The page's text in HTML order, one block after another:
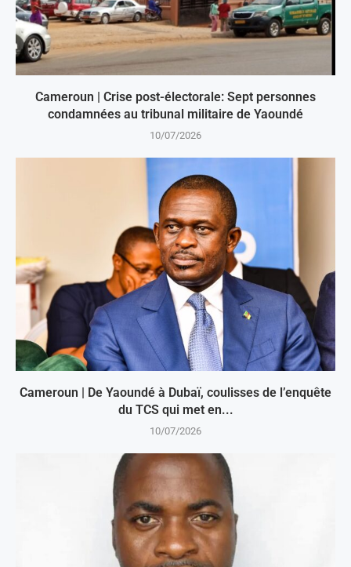
Cameroun | Crise post-électorale: Sept personnes
condamnées au tribunal militaire de Yaoundé
10/07/2026
Cameroun | De Yaoundé à Dubaï, coulisses de l’enquête
du TCS qui met en...
10/07/2026